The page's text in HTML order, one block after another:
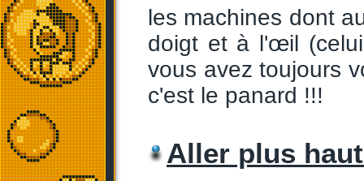
les machines dont
doigt et à l'œil
vous avez toujours
c'est le panard !!!
Aller plus